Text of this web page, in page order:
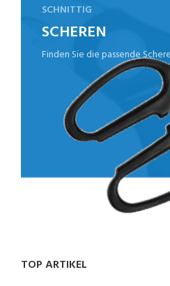
SCHNITTIG
SCHEREN
Finden Sie die passende
TOP ARTIKEL